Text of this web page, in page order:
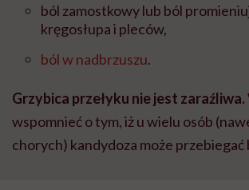
ból zamostkowy lub ból
kręgosłupa i pleców,
ból w nadbrzuszu.
Grzybica przełyku nie jest zaraźliwa.
wspomnieć o tym, iż u wielu osób
chorych) kandydoza może